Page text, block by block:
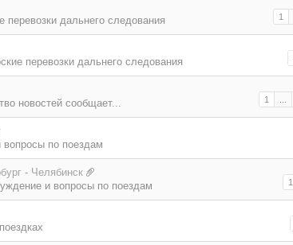
1
перевозки дальнего следования
перевозки дальнего следования
1
новостей сообщает...
по поездам
- Челябинск
1
и вопросы по поездам